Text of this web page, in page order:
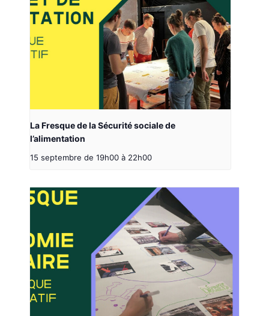
La Fresque de la Sécurité sociale de
l’alimentation
15 septembre de 19h00 à 22h00